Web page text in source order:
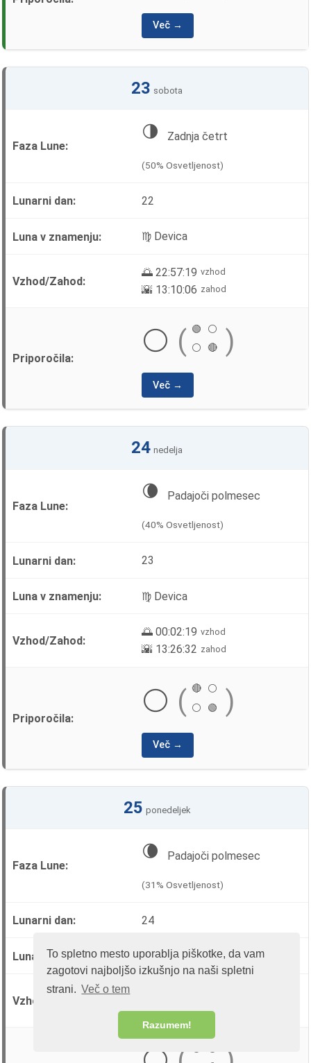
To spletno mesto uporablja piškotke, da vam
zagotovi najboljšo izkušnjo na naši spletni
strani. Več o tem
Razumem!
Več →
23 sobota
🌗 Zadnja četrt
(50% Osvetljenost)
22
♍ Devica
🌅 22:57:19 vzhod
🌇 13:10:06 zahod
⚪ ( 🟢
⚪
⚪
🔴 )
Več →
24 nedelja
🌘 Padajoči polmesec
(40% Osvetljenost)
23
♍ Devica
🌅 00:02:19 vzhod
🌇 13:26:32 zahod
⚪ ( 🔴
⚪
⚪
🟢 )
Več →
25 ponedeljek
🌘 Padajoči polmesec
(31% Osvetljenost)
24
♎ Tehtnica
🌇 13:40:57 zahod